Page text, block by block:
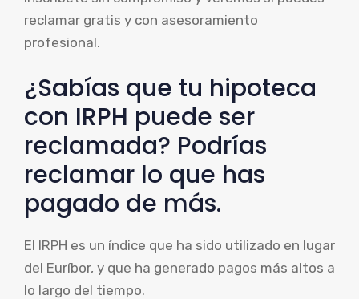
reclamar gratis y con asesoramiento
profesional.
¿Sabías que tu hipoteca
con IRPH puede ser
reclamada? Podrías
reclamar lo que has
pagado de más.
El IRPH es un índice que ha sido utilizado en lugar
del Euríbor, y que ha generado pagos más altos a
lo largo del tiempo.